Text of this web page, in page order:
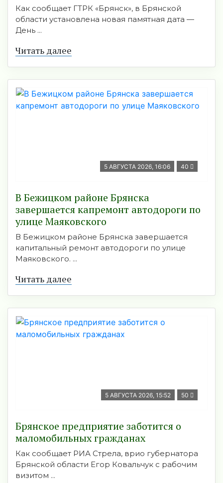
Как сообщает ГТРК «Брянск», в Брянской
области установлена новая памятная дата —
День ...
Читать далее
5 АВГУСТА 2026, 16:06 40
В Бежицком районе Брянска
завершается капремонт автодороги по
улице Маяковского
В Бежицком районе Брянска завершается
капитальный ремонт автодороги по улице
Маяковского. ...
Читать далее
5 АВГУСТА 2026, 15:52 50
Брянское предприятие заботится о
маломобильных гражданах
Как сообщает РИА Стрела, врио губернатора
Брянской области Егор Ковальчук с рабочим
визитом ...